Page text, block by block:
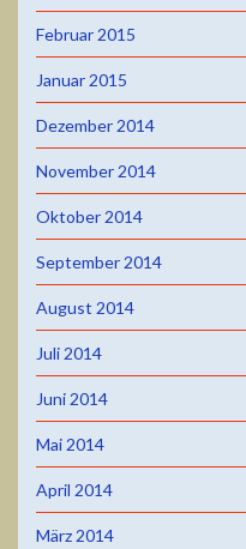
Februar 2015
Januar 2015
Dezember 2014
November 2014
Oktober 2014
September 2014
August 2014
Juli 2014
Juni 2014
Mai 2014
April 2014
März 2014